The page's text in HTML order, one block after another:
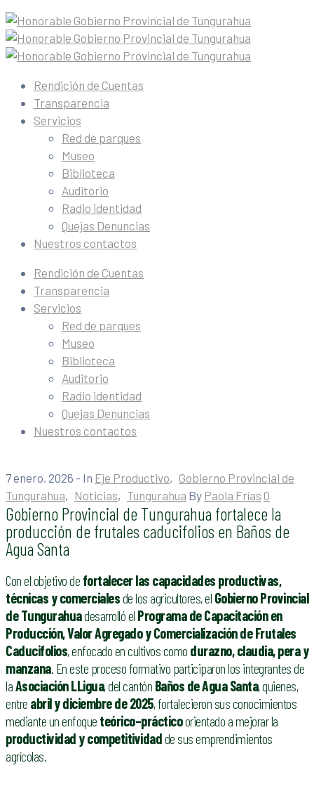
Rendición de Cuentas
Transparencia
Servicios
Red de parques
Museo
Biblioteca
Auditorio
Radio identidad
Quejas Denuncias
Nuestros contactos
Rendición de Cuentas
Transparencia
Servicios
Red de parques
Museo
Biblioteca
Auditorio
Radio identidad
Quejas Denuncias
Nuestros contactos
7 enero, 2026 - In Eje Productivo‚ Gobierno Provincial de
Tungurahua‚ Noticias‚ Tungurahua By Paola Frías 0
Gobierno Provincial de Tungurahua fortalece la
producción de frutales caducifolios en Baños de
Agua Santa
Con el objetivo de fortalecer las capacidades productivas,
técnicas y comercialesde los agricultores, el Gobierno Provincial
de Tungurahuadesarrolló el Programa de Capacitación en
Producción, Valor Agregado y Comercialización de Frutales
Caducifolios, enfocado en cultivos como durazno, claudia, pera y
manzana. En este proceso formativo participaron los integrantes de
laAsociación LLigua, del cantón Baños de Agua Santa, quienes,
entre abril y diciembre de 2025, fortalecieron sus conocimientos
mediante un enfoque teórico–prácticoorientado a mejorar la
productividad y competitividadde sus emprendimientos
agrícolas.